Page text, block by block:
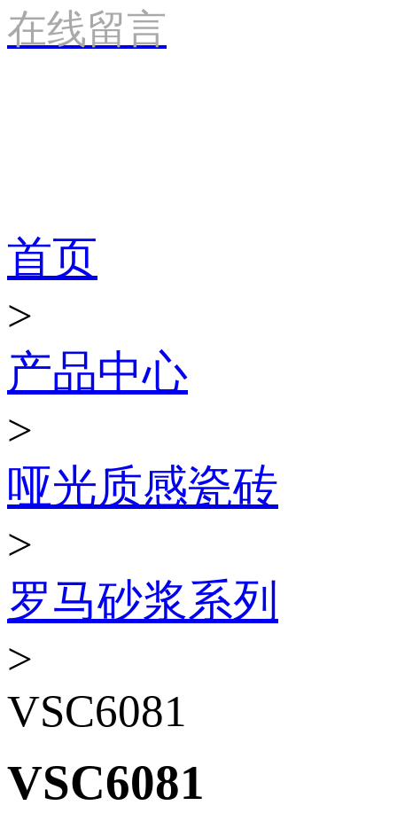
在线留言
首页
>
产品中心
>
哑光质感瓷砖
>
罗马砂浆系列
>
VSC6081
VSC6081